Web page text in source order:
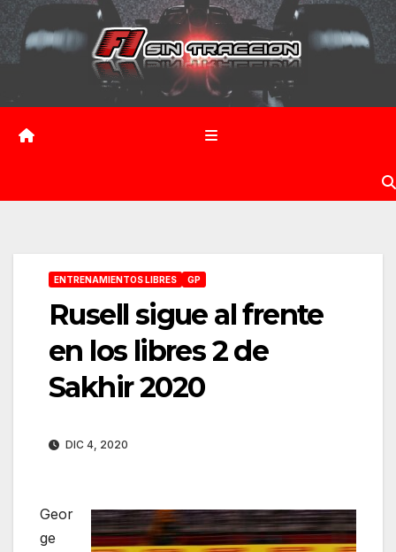
Saltar
contenido
ENTRENAMIENTOS LIBRES GP
Rusell sigue al frente
en los libres 2 de
Sakhir 2020
DIC 4, 2020
Geor
ge